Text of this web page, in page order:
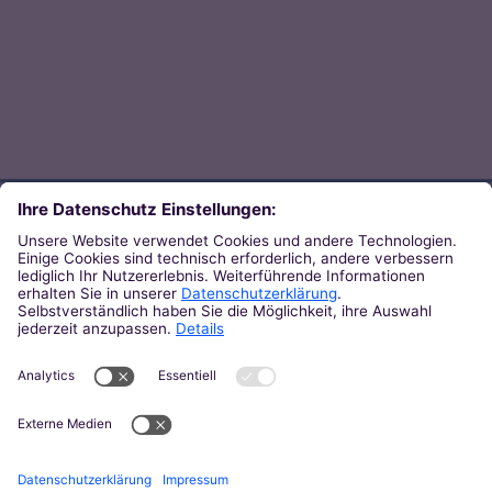
Direkt zum Thema
Zu den Orten von Kirche
Zu den Pastoralen Räumen
Weiterführende Links
Zum Newsletter des Bistums
Zur KirchenZeitung